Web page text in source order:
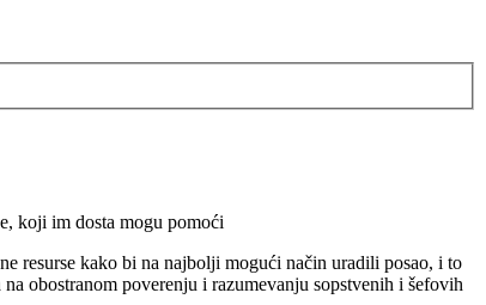
koji im dosta mogu pomoći
resurse kako bi na najbolji mogući način uradili posao, i to
obostranom poverenju i razumevanju sopstvenih i šefovih